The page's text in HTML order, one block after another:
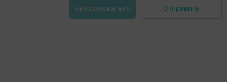
Авторизоваться Отправить